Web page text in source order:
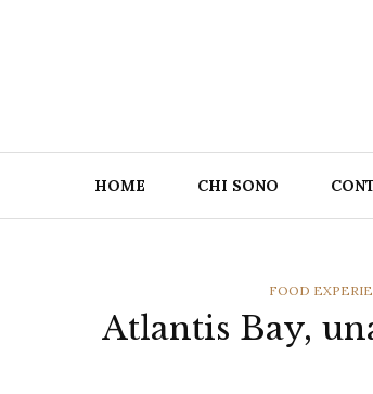
HOME CHI SONO
CATEGORIES
FOOD
Atlantis Bay,